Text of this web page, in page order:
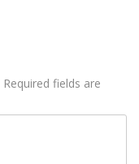
Required fields are